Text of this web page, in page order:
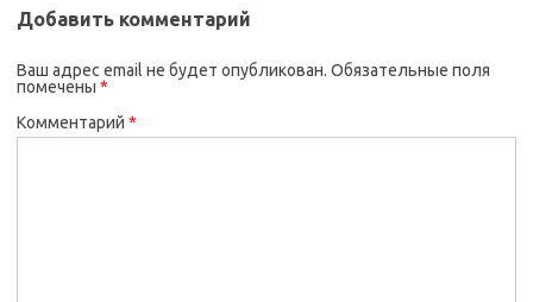
Добавить комментарий
Ваш адрес email не будет опубликован. Обязательные поля
помечены *
Комментарий *